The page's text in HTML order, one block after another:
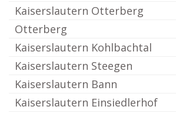
Kaiserslautern Otterberg
Otterberg
Kaiserslautern Kohlbachtal
Kaiserslautern Steegen
Kaiserslautern Bann
Kaiserslautern Einsiedlerhof